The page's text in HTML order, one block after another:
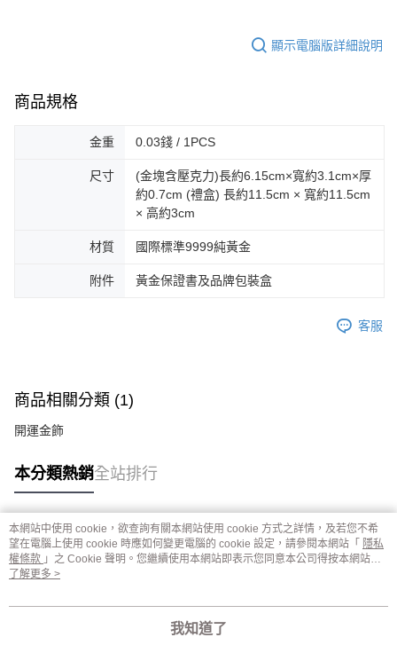
顯示電腦版詳細說明
商品規格
金重 0.03錢 / 1PCS
尺寸
(金塊含壓克力)長約6.15cm×寬約3.1cm×厚
約0.7cm (禮盒) 長約11.5cm × 寬約11.5cm
× 高約3cm
材質 國際標準9999純黃金
附件 黃金保證書及品牌包裝盒
客服
商品相關分類 (1)
開運金飾
本分類熱銷全站排行
熱門標籤
本網站中使用 cookie，欲查詢有關本網站使用 cookie 方式之詳情，及若您不希
望在電腦上使用 cookie 時應如何變更電腦的 cookie 設定，請參閱本網站「 隱私
權條款 」之 Cookie 聲明。您繼續使用本網站即表示您同意本公司得按本網站使
用條款之 Cookie 聲明使用 cookie。
了解更多 >
我知道了